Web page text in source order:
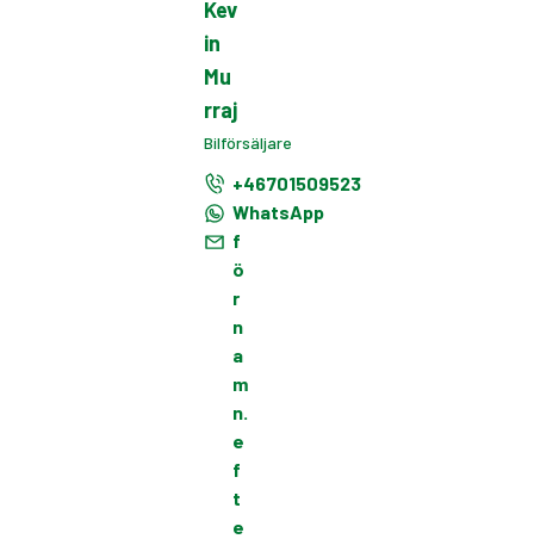
Kev
in
Mu
rraj
Bilförsäljare
+46701509523
WhatsApp
f
ö
r
n
a
m
n.
e
f
t
e